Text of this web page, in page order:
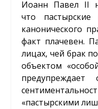
Иоанн Павел II
что
канонического
факт плачевен.
лицах, чей брак
объектом
предупреждает
«пастырскими